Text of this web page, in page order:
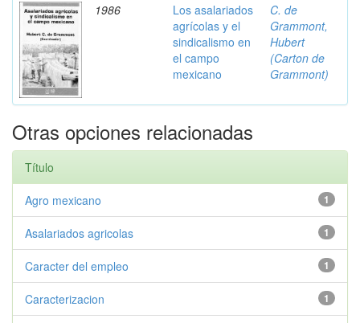
1986
Los asalariados
agrícolas y el
sindicalismo en
el campo
mexicano
C. de
Grammont,
Hubert
(Carton de
Grammont)
Otras opciones relacionadas
Título
1
Agro mexicano
1
Asalariados agricolas
1
Caracter del empleo
1
Caracterizacion